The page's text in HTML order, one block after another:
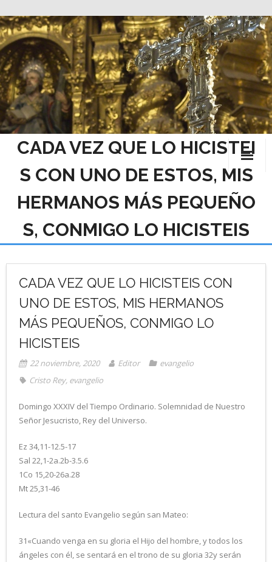
Saltar
al
contenido
CADA VEZ QUE LO HICISTEI
S CON UNO DE ESTOS, MIS
HERMANOS MÁS PEQUEÑO
S, CONMIGO LO HICISTEIS
CADA VEZ QUE LO HICISTEIS CON
UNO DE ESTOS, MIS HERMANOS
MÁS PEQUEÑOS, CONMIGO LO
HICISTEIS
22 noviembre, 2020 Editor
evangelio
Cristo Rey, evangelio
Domingo XXXIV del Tiempo Ordinario. Solemnidad de Nuestro
Señor Jesucristo, Rey del Universo.
Ez 34,11-12.5-17
Sal 22,1-2a.2b-3.5.6
1Co 15,20-26a.28
Mt 25,31-46
Lectura del santo Evangelio según san Mateo:
31«Cuando venga en su gloria el Hijo del hombre, y todos los
ángeles con él, se sentará en el trono de su gloria 32y serán